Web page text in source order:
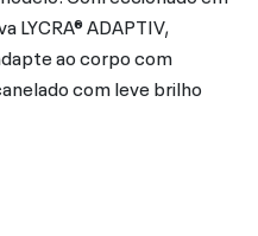
LYCRA® ADAPTIV,
ao corpo com
com leve brilho